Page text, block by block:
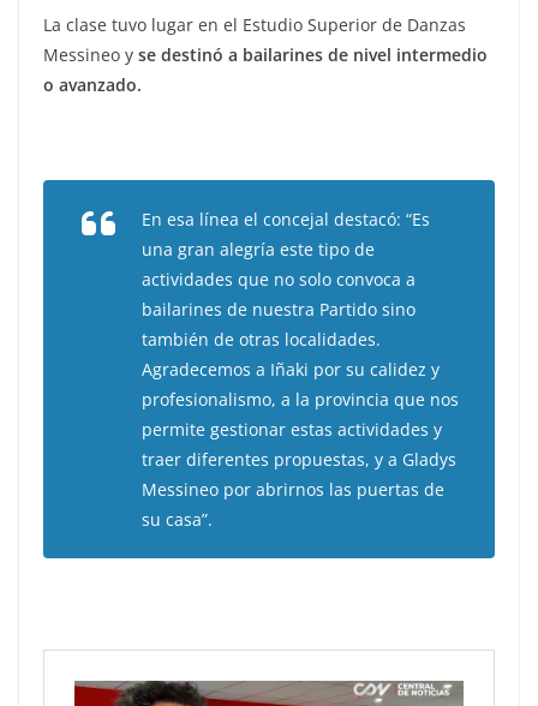
La clase tuvo lugar en el Estudio Superior de Danzas
Messineo y se destinó a bailarines de nivel intermedio
o avanzado.
En esa línea el concejal destacó: “Es
una gran alegría este tipo de
actividades que no solo convoca a
bailarines de nuestra Partido sino
también de otras localidades.
Agradecemos a Iñaki por su calidez y
profesionalismo, a la provincia que nos
permite gestionar estas actividades y
traer diferentes propuestas, y a Gladys
Messineo por abrirnos las puertas de
su casa”.